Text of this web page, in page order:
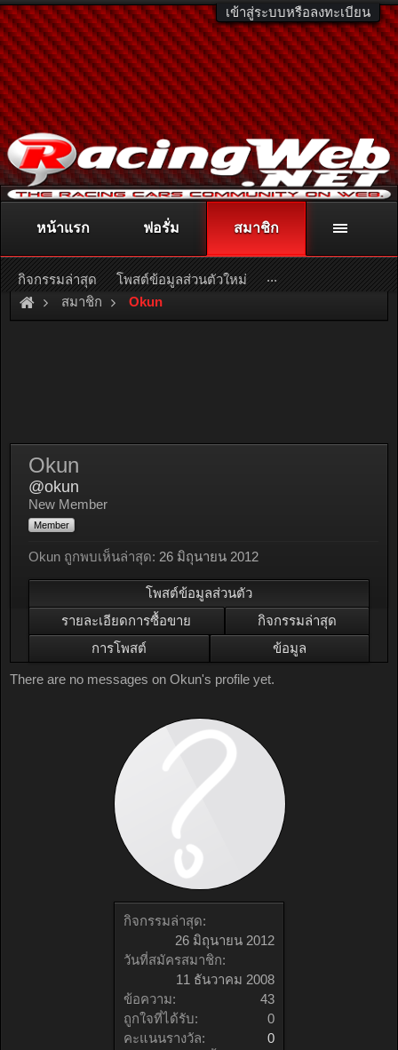
เข้าสู่ระบบหรือลงทะเบียน
ติดต่อลงโฆษณา racingweb@gmail.comหรือโทร. 081-811-1138
หรืออ่านรายละเอียดเพิ่มเติม คลิกที่นี่
สมาชิก Okun
กิจกรรมล่าสุด:
26 มิถุนายน 2012
วันที่สมัครสมาชิก:
11 ธันวาคม 2008
ข้อความ:
43
ถูกใจที่ได้รับ:
0
คะแนนรางวัล:
0
Okun
@okun
New Member
Member
Okun ถูกพบเห็นล่าสุด: 26 มิถุนายน 2012
โพสต์ข้อมูลส่วนตัว
รายละเอียดการซื้อขาย
กิจกรรมล่าสุด
การโพสต์
ข้อมูล
There are no messages on Okun's profile yet.
หน้าแรก ฟอรั่ม สมาชิก
กิจกรรมล่าสุด โพสต์ข้อมูลส่วนตัวใหม่ ...